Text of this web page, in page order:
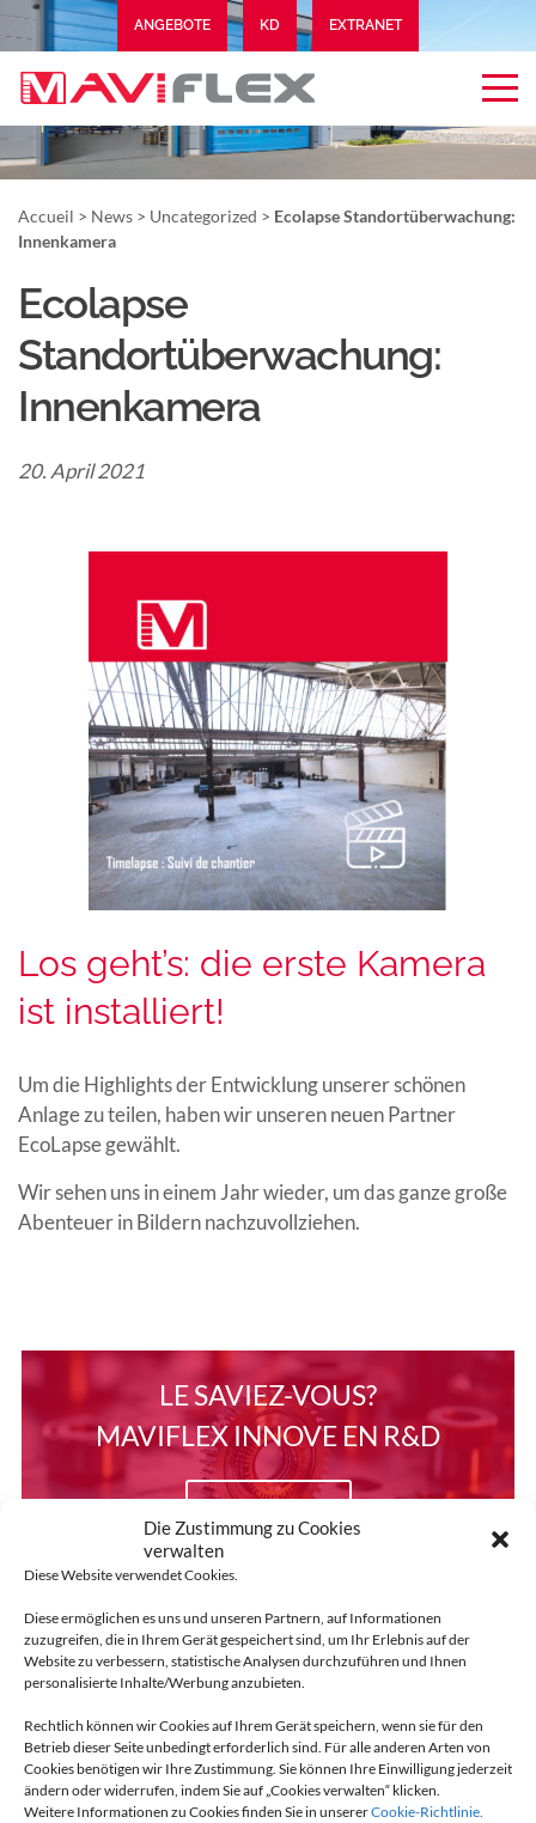
Die Zustimmung zu Cookies
verwalten
Diese Website verwendet Cookies.
Diese ermöglichen es uns und unseren Partnern, auf Informationen
zuzugreifen, die in Ihrem Gerät gespeichert sind, um Ihr Erlebnis auf der
Website zu verbessern, statistische Analysen durchzuführen und Ihnen
personalisierte Inhalte/Werbung anzubieten.
Rechtlich können wir Cookies auf Ihrem Gerät speichern, wenn sie für den
Betrieb dieser Seite unbedingt erforderlich sind. Für alle anderen Arten von
Cookies benötigen wir Ihre Zustimmung. Sie können Ihre Einwilligung jederzeit
ändern oder widerrufen, indem Sie auf „Cookies verwalten“ klicken.
Weitere Informationen zu Cookies finden Sie in unsererCookie-Richtlinie.
ANGEBOTE KD EXTRANET
Accueil > News > Uncategorized > Ecolapse Standortüberwachung:
Innenkamera
Ecolapse
Standortüberwachung:
Innenkamera
20. April 2021
Los geht’s: die erste Kamera
ist installiert!
Um die Highlights der Entwicklung unserer schönen
Anlage zu teilen, haben wir unseren neuen Partner
EcoLapse gewählt.
Wir sehen uns in einem Jahr wieder, um das ganze große
Abenteuer in Bildern nachzuvollziehen.
LE SAVIEZ-VOUS?
MAVIFLEX INNOVE EN R&D
LA BROCHURE
MAVIFLEX
EN SAVOIR +